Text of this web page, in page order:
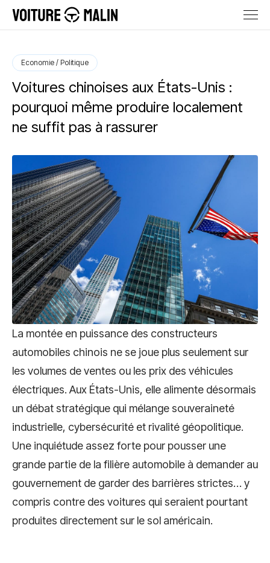
Economie / Politique
Voitures chinoises aux États-Unis :
pourquoi même produire localement
ne suffit pas à rassurer
La montée en puissance des constructeurs
automobiles chinois ne se joue plus seulement sur
les volumes de ventes ou les prix des véhicules
électriques. Aux États-Unis, elle alimente désormais
un débat stratégique qui mélange souveraineté
industrielle, cybersécurité et rivalité géopolitique.
Une inquiétude assez forte pour pousser une
grande partie de la filière automobile à demander au
gouvernement de garder des barrières strictes… y
compris contre des voitures qui seraient pourtant
produites directement sur le sol américain.